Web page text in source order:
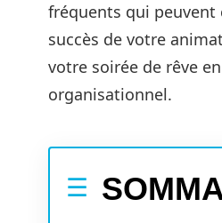
fréquents qui
succès de votre
votre soirée de rêve
organisationnel.